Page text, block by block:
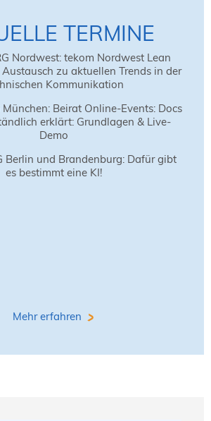
TERMINE
Nordwest: tekom Nordwest Lean
zu aktuellen Trends in der
Kommunikation
München: Beirat Online-Events: Docs
erklärt: Grundlagen & Live-
Demo
Berlin und Brandenburg: Dafür gibt
es bestimmt eine KI!
Mehr erfahren